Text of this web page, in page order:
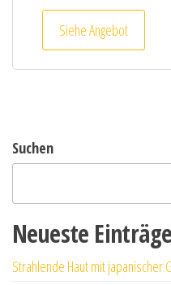
Siehe Angebot
Suchen
Neueste Einträge
Strahlende Haut mit japanischer